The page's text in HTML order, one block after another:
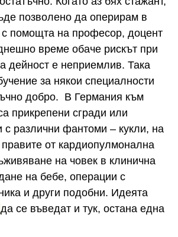
позволено да оперирам в
с помощта на професор, доцент
време обаче рискът при
дейност е неприемлив. Така
за някои специалности
добро. В Германия към
прикрепени сгради или
с различни фантоми – кукли, на
от кардиопулмонална
на човек в клинична
на бебе, операции с
и други подобни. Идеята
да се въведат и тук, остана една